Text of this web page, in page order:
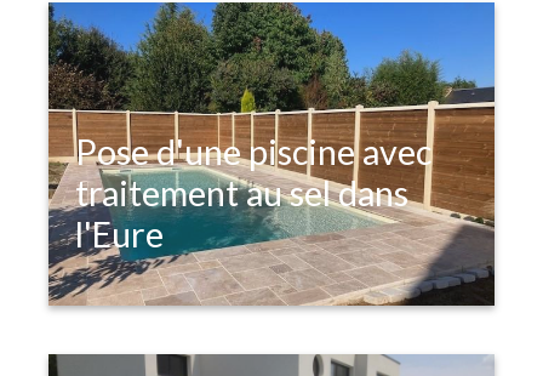
Pose d'une piscine avec
traitement au sel dans
l'Eure